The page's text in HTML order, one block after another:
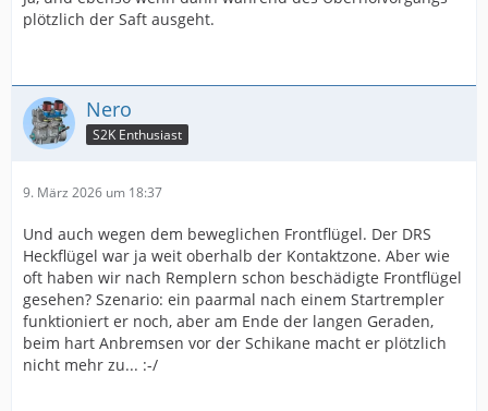
plötzlich der Saft ausgeht.
Nero
S2K Enthusiast
9. März 2026 um 18:37
Und auch wegen dem beweglichen Frontflügel. Der DRS
Heckflügel war ja weit oberhalb der Kontaktzone. Aber wie
oft haben wir nach Remplern schon beschädigte Frontflügel
gesehen? Szenario: ein paarmal nach einem Startrempler
funktioniert er noch, aber am Ende der langen Geraden,
beim hart Anbremsen vor der Schikane macht er plötzlich
nicht mehr zu... :-/